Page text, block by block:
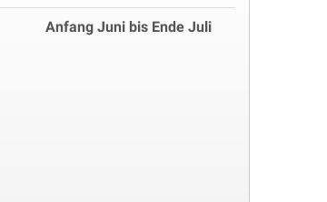
Anfang Juni bis Ende Juli